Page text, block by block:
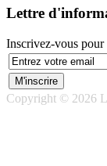
Lettre
Inscrivez-vous pour
Copyright © 2026